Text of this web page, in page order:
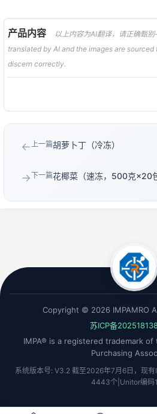
产品内容
以上内容为AI翻译，请正确甄
translated by AI and the images are
discern correctly.
←上一篇胡萝卜丁（冷冻）
→下一篇花椰菜（速冻，500克×20
Copyright © 2026 IMPAMRO
苏ICP备
IMPA® is a registered trademark
Purchasing
系统版本号: V3.2 截至2026年7月6日，现
4443个|Unitor编码